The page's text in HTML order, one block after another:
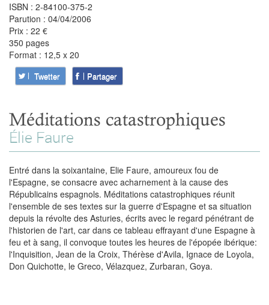
ISBN : 2-84100-375-2
Parution : 04/04/2006
Prix : 22 €
350 pages
Format : 12,5 x 20
Twetter Partager
Méditations catastrophiques
Élie Faure
Entré dans la soixantaine, Elie Faure, amoureux fou de
l'Espagne, se consacre avec acharnement à la cause des
Républicains espagnols. Méditations catastrophiques réunit
l'ensemble de ses textes sur la guerre d'Espagne et sa situation
depuis la révolte des Asturies, écrits avec le regard pénétrant de
l'historien de l'art, car dans ce tableau effrayant d'une Espagne à
feu et à sang, il convoque toutes les heures de l'épopée ibérique:
l'Inquisition, Jean de la Croix, Thérèse d'Avila, Ignace de Loyola,
Don Quichotte, le Greco, Vélazquez, Zurbaran, Goya.